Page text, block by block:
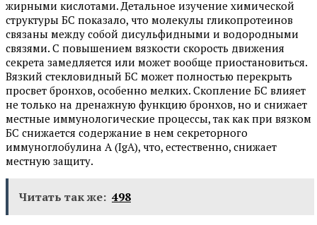
жирными кислотами. Детальное изучение химической
структуры БС показало, что молекулы гликопротеинов
связаны между собой дисульфидными и водородными
связями. С повышением вязкости скорость движения
секрета замедляется или может вообще приостановиться.
Вязкий стекловидный БС может полностью перекрыть
просвет бронхов, особенно мелких. Скопление БС влияет
не только на дренажную функцию бронхов, но и снижает
местные иммунологические процессы, так как при вязком
БС снижается содержание в нем секреторного
иммуноглобулина А (IgA), что, естественно, снижает
местную защиту.
Читать так же: 498